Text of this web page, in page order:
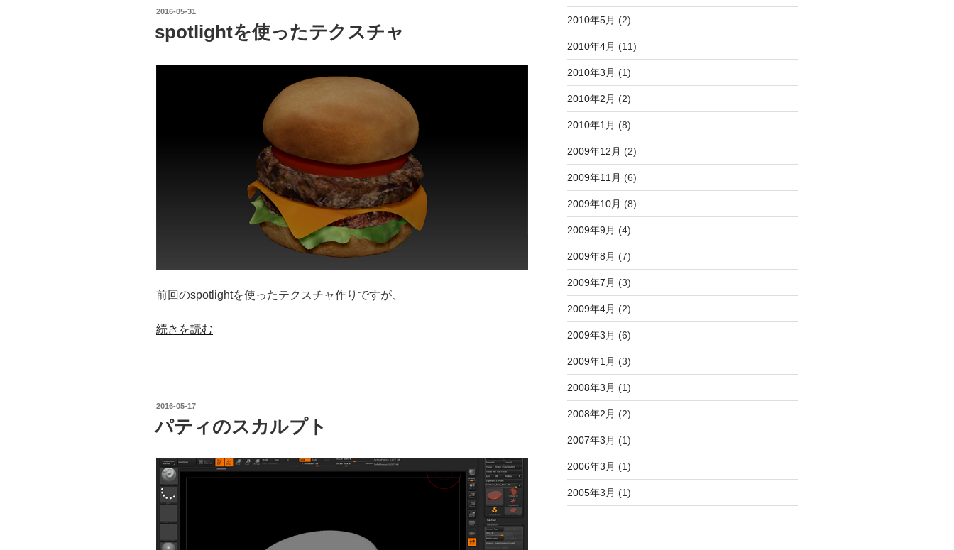
ャ”
投
日:
2016-05-31
spotlightを使ったテクスチャ
前回のspotlightを使ったテクスチャ作りですが、
“spotlight
ク
チ
ャ”
の
続きを読む
投
日:
2016-05-17
パティのスカルプト
2010年5月 (2)
2010年4月 (11)
2010年3月 (1)
2010年2月 (2)
2010年1月 (8)
2009年12月 (2)
2009年11月 (6)
2009年10月 (8)
2009年9月 (4)
2009年8月 (7)
2009年7月 (3)
2009年4月 (2)
2009年3月 (6)
2009年1月 (3)
2008年3月 (1)
2008年2月 (2)
2007年3月 (1)
2006年3月 (1)
2005年3月 (1)